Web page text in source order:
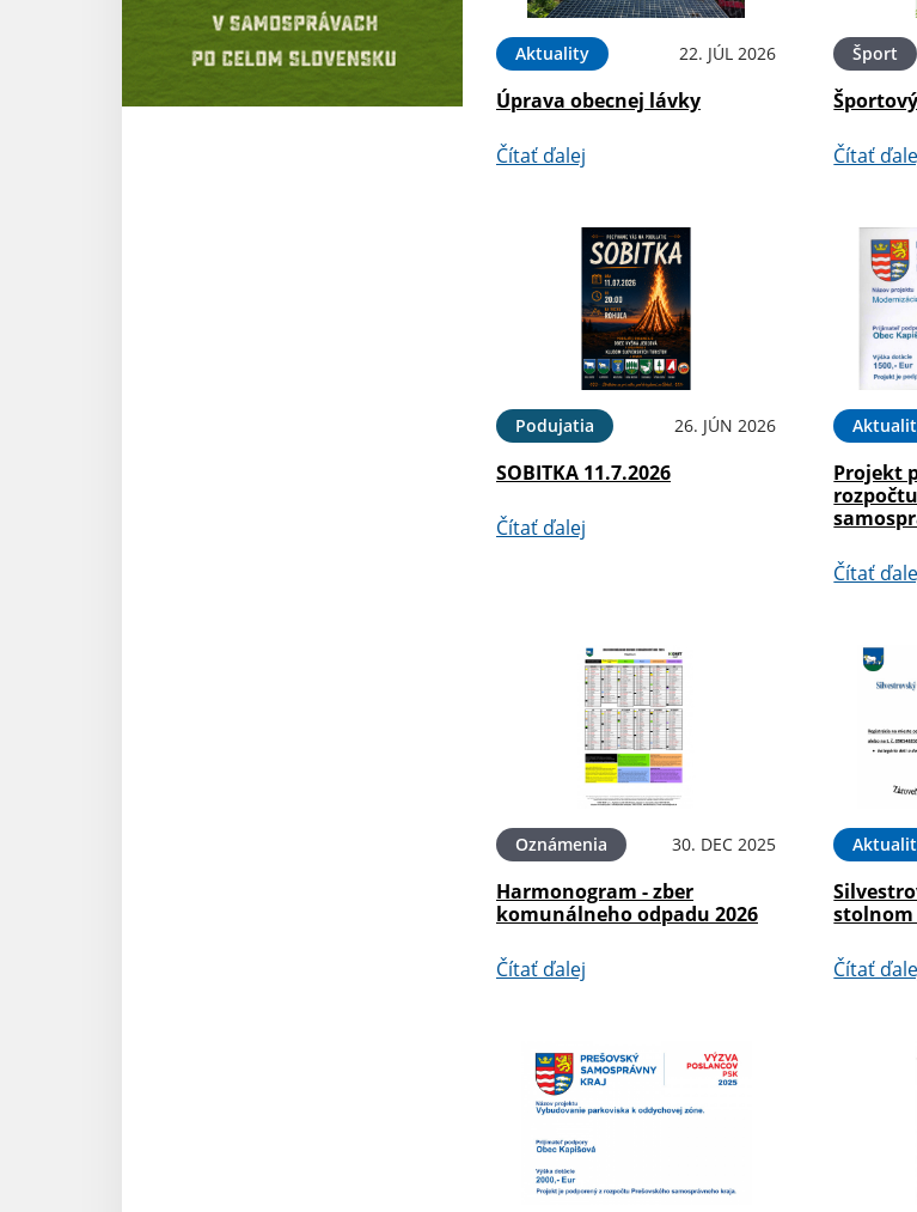
Aktuality 22. JÚL 2026
Úprava obecnej lávky
Čítať ďalej
Šport
Čítať
Podujatia 26. JÚN 2026
SOBITKA 11.7.2026
Čítať ďalej
Projekt
Čítať
Oznámenia 30. DEC 2025
Harmonogram - zber
komunálneho odpadu 2026
Čítať ďalej Čítať